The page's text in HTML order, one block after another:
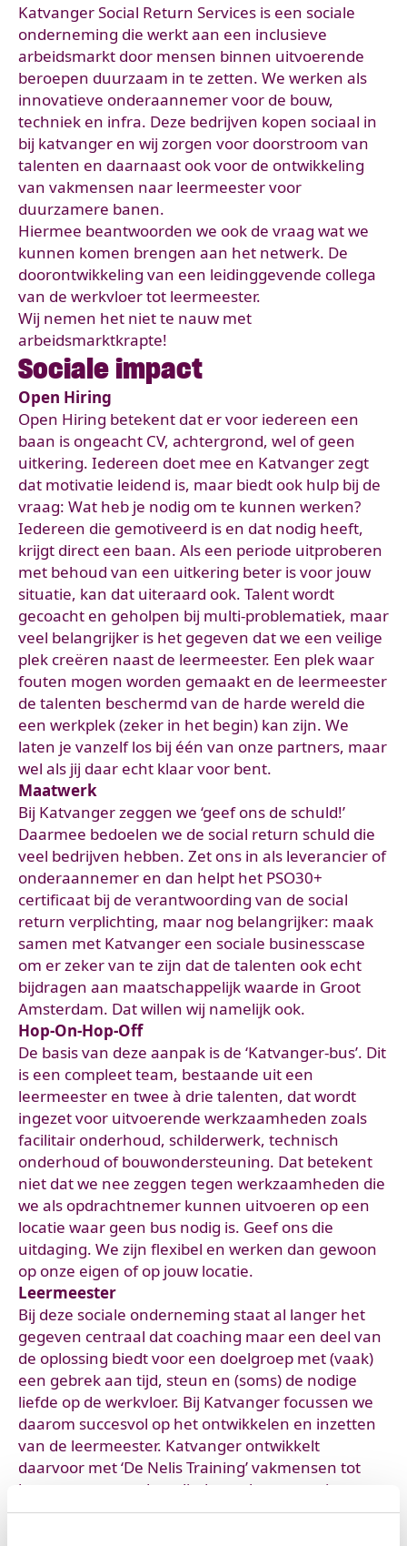
Katvanger Social Return Services is een sociale
onderneming die werkt aan een inclusieve
arbeidsmarkt door mensen binnen uitvoerende
beroepen duurzaam in te zetten. We werken als
innovatieve onderaannemer voor de bouw,
techniek en infra. Deze bedrijven kopen sociaal in
bij katvanger en wij zorgen voor doorstroom van
talenten en daarnaast ook voor de ontwikkeling
van vakmensen naar leermeester voor
duurzamere banen.
Hiermee beantwoorden we ook de vraag wat we
kunnen komen brengen aan het netwerk. De
doorontwikkeling van een leidinggevende collega
van de werkvloer tot leermeester.
Wij nemen het niet te nauw met
arbeidsmarktkrapte!
Sociale impact
Open Hiring
Open Hiring betekent dat er voor iedereen een
baan is ongeacht CV, achtergrond, wel of geen
uitkering. Iedereen doet mee en Katvanger zegt
dat motivatie leidend is, maar biedt ook hulp bij de
vraag: Wat heb je nodig om te kunnen werken?
Iedereen die gemotiveerd is en dat nodig heeft,
krijgt direct een baan. Als een periode uitproberen
met behoud van een uitkering beter is voor jouw
situatie, kan dat uiteraard ook. Talent wordt
gecoacht en geholpen bij multi-problematiek, maar
veel belangrijker is het gegeven dat we een veilige
plek creëren naast de leermeester. Een plek waar
fouten mogen worden gemaakt en de leermeester
de talenten beschermd van de harde wereld die
een werkplek (zeker in het begin) kan zijn. We
laten je vanzelf los bij één van onze partners, maar
wel als jij daar echt klaar voor bent.
Maatwerk
Bij Katvanger zeggen we ‘geef ons de schuld!’
Daarmee bedoelen we de social return schuld die
veel bedrijven hebben. Zet ons in als leverancier of
onderaannemer en dan helpt het PSO30+
certificaat bij de verantwoording van de social
return verplichting, maar nog belangrijker: maak
samen met Katvanger een sociale businesscase
om er zeker van te zijn dat de talenten ook echt
bijdragen aan maatschappelijk waarde in Groot
Amsterdam. Dat willen wij namelijk ook.
Hop-On-Hop-Off
De basis van deze aanpak is de ‘Katvanger-bus’. Dit
is een compleet team, bestaande uit een
leermeester en twee à drie talenten, dat wordt
ingezet voor uitvoerende werkzaamheden zoals
facilitair onderhoud, schilderwerk, technisch
onderhoud of bouwondersteuning. Dat betekent
niet dat we nee zeggen tegen werkzaamheden die
we als opdrachtnemer kunnen uitvoeren op een
locatie waar geen bus nodig is. Geef ons die
uitdaging. We zijn flexibel en werken dan gewoon
op onze eigen of op jouw locatie.
Leermeester
Bij deze sociale onderneming staat al langer het
gegeven centraal dat coaching maar een deel van
de oplossing biedt voor een doelgroep met (vaak)
een gebrek aan tijd, steun en (soms) de nodige
liefde op de werkvloer. Bij Katvanger focussen we
daarom succesvol op het ontwikkelen en inzetten
van de leermeester. Katvanger ontwikkelt
daarvoor met ‘De Nelis Training’ vakmensen tot
leermeesters en doet dit dan ook met een in-
company training voor bedrijven die hulp kunnen